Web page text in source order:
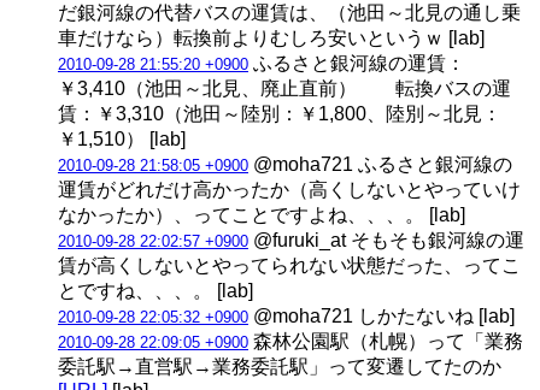
だ銀河線の代替バスの運賃は、（池田～北見の通し乗
車だけなら）転換前よりむしろ安いというｗ [lab]
2010-09-28 21:55:20 +0900 ふるさと銀河線の運賃：
￥3,410（池田～北見、廃止直前） 転換バスの運
賃：￥3,310（池田～陸別：￥1,800、陸別～北見：
￥1,510） [lab]
2010-09-28 21:58:05 +0900 @moha721 ふるさと銀河線の
運賃がどれだけ高かったか（高くしないとやっていけ
なかったか）、ってことですよね、、、。 [lab]
2010-09-28 22:02:57 +0900 @furuki_at そもそも銀河線の運
賃が高くしないとやってられない状態だった、ってこ
とですね、、、。 [lab]
2010-09-28 22:05:32 +0900 @moha721 しかたないね [lab]
2010-09-28 22:09:05 +0900 森林公園駅（札幌）って「業務
委託駅→直営駅→業務委託駅」って変遷してたのか